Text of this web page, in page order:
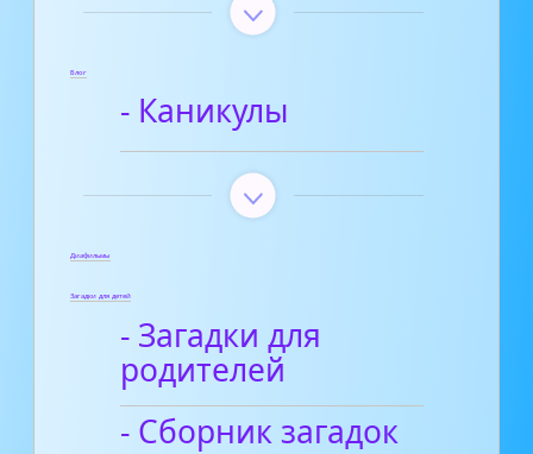
Блог
- Каникулы
Диафильмы
Загадки для детей
- Загадки для
родителей
- Сборник загадок